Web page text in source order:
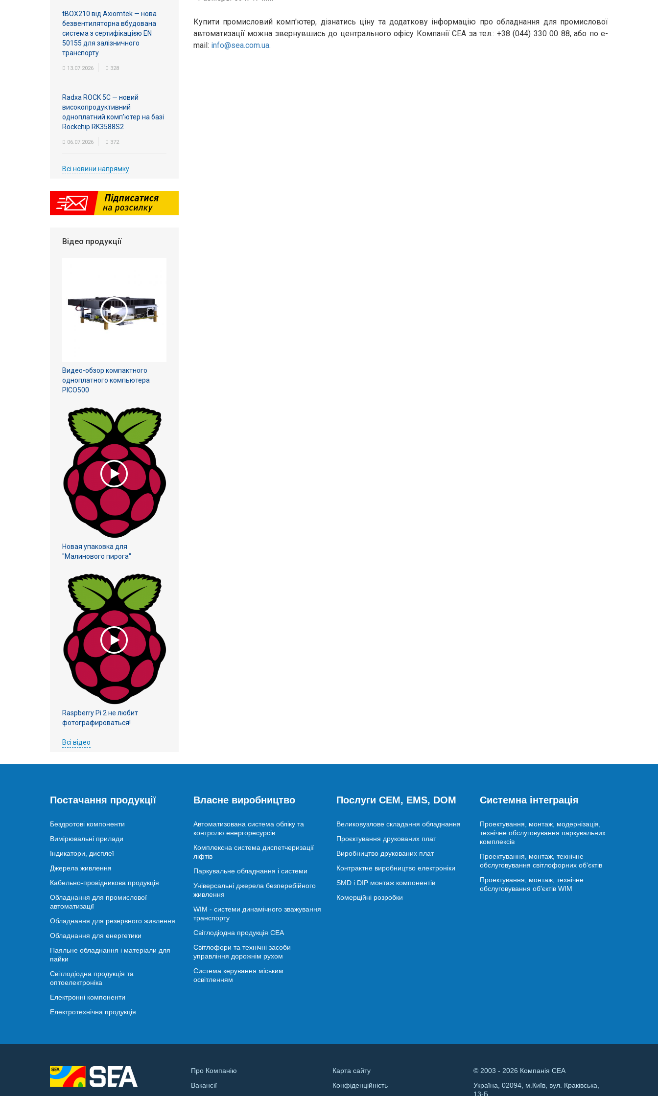
Купити промисловий комп'ютер, дізнатись ціну та додаткову інформацію про обладнання для промислової
автоматизації можна звернувшись до центрального офісу Компанії СЕА за тел.: +38 (044) 330 00 88, або по e-
mail: info@sea.com.ua.
tBOX210 від Axiomtek — нова
безвентиляторна вбудована
система з сертифікацією EN
50155 для залізничного
транспорту
13.07.2026 328
Radxa ROCK 5C — новий
високопродуктивний
одноплатний комп'ютер на базі
Rockchip RK3588S2
06.07.2026 372
Всі новини напрямку
Відео продукції
Видео-обзор компактного
одноплатного компьютера
PICO500
Новая упаковка для
"Малинового пирога"
Raspberry Pi 2 не любит
фотографироваться!
Всі відео
Постачання продукції
Бездротові компоненти
Вимірювальні прилади
Індикатори, дисплеї
Джерела живлення
Кабельно-провідникова продукція
Обладнання для промислової
автоматизації
Обладнання для резервного живлення
Обладнання для енергетики
Паяльне обладнання і матеріали для
пайки
Світлодіодна продукція та
оптоелектроніка
Електронні компоненти
Електротехнічна продукція
Власне виробництво
Автоматизована система обліку та
контролю енергоресурсів
Комплексна система диспетчеризації
ліфтів
Паркувальне обладнання і системи
Універсальні джерела безперебійного
живлення
WIM - системи динамічного зважування
транспорту
Світлодіодна продукція СЕА
Світлофори та технічні засоби
управління дорожнім рухом
Система керування міським
освітленням
Послуги CEM, EMS, DOM
Великовузлове складання обладнання
Проєктування друкованих плат
Виробництво друкованих плат
Контрактне виробництво електроніки
SMD і DIP монтаж компонентів
Комерційні розробки
Системна інтеграція
Проектування, монтаж, модернізація,
технічне обслуговування паркувальних
комплексів
Проектування, монтаж, технічне
обслуговування світлофорних об'єктів
Проектування, монтаж, технічне
обслуговування об'єктів WIM
Про Компанію
Вакансії
Карта сайту
Конфіденційність
© 2003 - 2026 Компанія СЕА
Україна, 02094, м.Київ, вул. Краківська,
13-Б